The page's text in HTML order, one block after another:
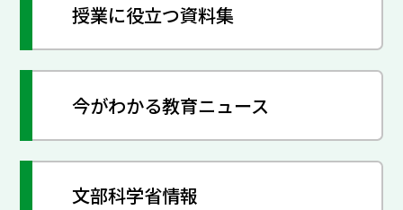
授業に役立つ資料集
今がわかる教育ニュース
文部科学省情報